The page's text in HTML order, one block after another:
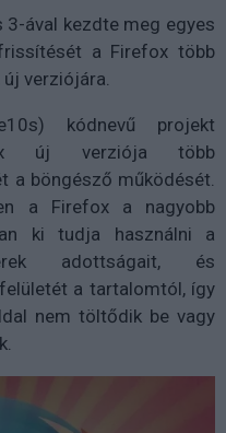
ával kezdte meg egyes
a Firefox több
verziójára.
kódnevű projekt
új verziója több
a böngésző működését.
a Firefox a nagyobb
ki tudja használni a
adottságait, és
a tartalomtól, így
nem töltődik be vagy